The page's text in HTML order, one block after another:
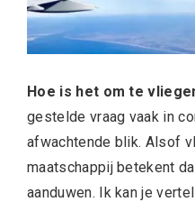
Hoe is het om te
gestelde vraag vaak in
afwachtende blik. Alsof
maatschappij betekent
aanduwen. Ik kan je